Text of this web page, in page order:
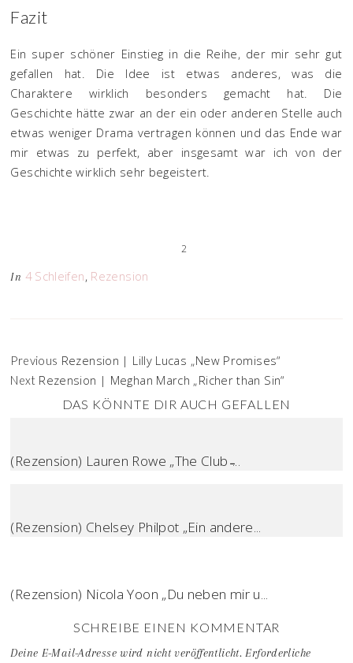
Fazit
Ein super schöner Einstieg in die Reihe, der mir sehr gut
gefallen hat. Die Idee ist etwas anderes, was die
Charaktere wirklich besonders gemacht hat. Die
Geschichte hätte zwar an der ein oder anderen Stelle auch
etwas weniger Drama vertragen können und das Ende war
mir etwas zu perfekt, aber insgesamt war ich von der
Geschichte wirklich sehr begeistert.
2
In 4 Schleifen, Rezension
Previous Rezension | Lilly Lucas „New Promises“
Next Rezension | Meghan March „Richer than Sin“
DAS KÖNNTE DIR AUCH GEFALLEN
(Rezension) Lauren Rowe „The Club ̵...
(Rezension) Chelsey Philpot „Ein andere...
(Rezension) Nicola Yoon „Du neben mir u...
SCHREIBE EINEN KOMMENTAR
Deine E-Mail-Adresse wird nicht veröffentlicht. Erforderliche